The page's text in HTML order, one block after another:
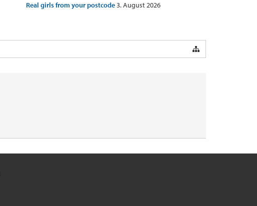
Real girls from your postcode3. August 2026